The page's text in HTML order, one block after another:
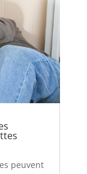
peuvent